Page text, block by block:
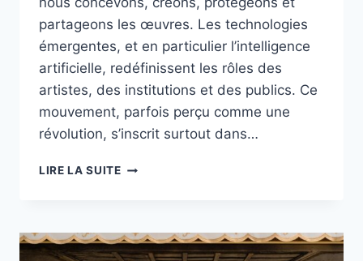
partageons les œuvres. Les technologies
émergentes, et en particulier l’intelligence
artificielle, redéfinissent les rôles des
artistes, des institutions et des publics. Ce
mouvement, parfois perçu comme une
révolution, s’inscrit surtout dans…
LIRE LA SUITEINNOVATION
COMMENT
LA